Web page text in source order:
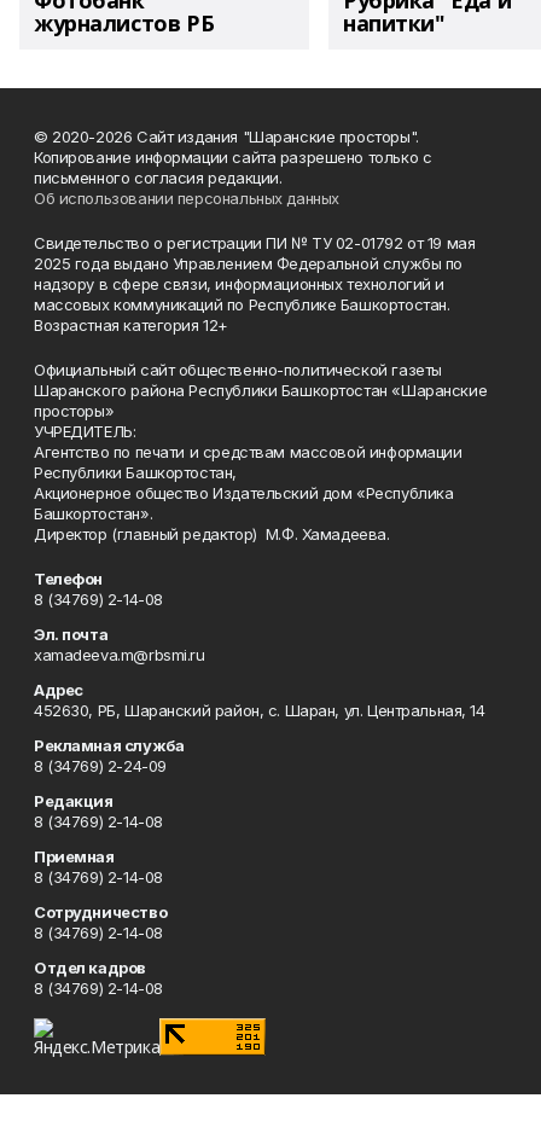
журналистов РБ напитки"
© 2020-2026 Сайт издания "Шаранские просторы".
Копирование информации сайта разрешено только с
письменного согласия редакции.
Об использовании персональных данных
Свидетельство о регистрации ПИ № ТУ 02-01792 от 19 мая
2025 года выдано Управлением Федеральной службы по
надзору в сфере связи, информационных технологий и
массовых коммуникаций по Республике Башкортостан.
Возрастная категория 12+
Официальный сайт общественно-политической газеты
Шаранского района Республики Башкортостан «Шаранские
просторы»
УЧРЕДИТЕЛЬ:
Агентство по печати и средствам массовой информации
Республики Башкортостан,
Акционерное общество Издательский дом «Республика
Башкортостан».
Директор (главный редактор) М.Ф. Хамадеева.
Телефон
8 (34769) 2-14-08
Эл. почта
xamadeeva.m@rbsmi.ru
Адрес
452630, РБ, Шаранский район, с. Шаран, ул. Центральная, 14
Рекламная служба
8 (34769) 2-24-09
Редакция
8 (34769) 2-14-08
Приемная
8 (34769) 2-14-08
Сотрудничество
8 (34769) 2-14-08
Отдел кадров
8 (34769) 2-14-08